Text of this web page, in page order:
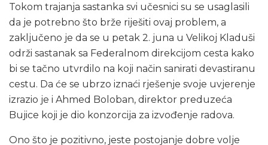
Tokom trajanja sastanka svi učesnici su se usaglasili
da je potrebno što brže riješiti ovaj problem, a
zaključeno je da se u petak 2. juna u Velikoj Kladuši
održi sastanak sa Federalnom direkcijom cesta kako
bi se tačno utvrdilo na koji način sanirati devastiranu
cestu. Da će se ubrzo iznaći rješenje svoje uvjerenje
izrazio je i Ahmed Boloban, direktor preduzeća
Bujice koji je dio konzorcija za izvođenje radova.
Ono što je pozitivno, jeste postojanje dobre volje